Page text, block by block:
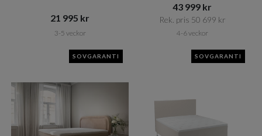
21 995 kr​​
3-5 veckor
43 999 kr​​
Rek. pris 50 699 kr​​
4-6 veckor
SOVGARANTI SOVGARANTI